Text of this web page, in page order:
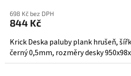
698 Kč bez DPH
844 Kč
Krick Deska paluby plank hrušeň,
černý 0,5mm, rozměry desky